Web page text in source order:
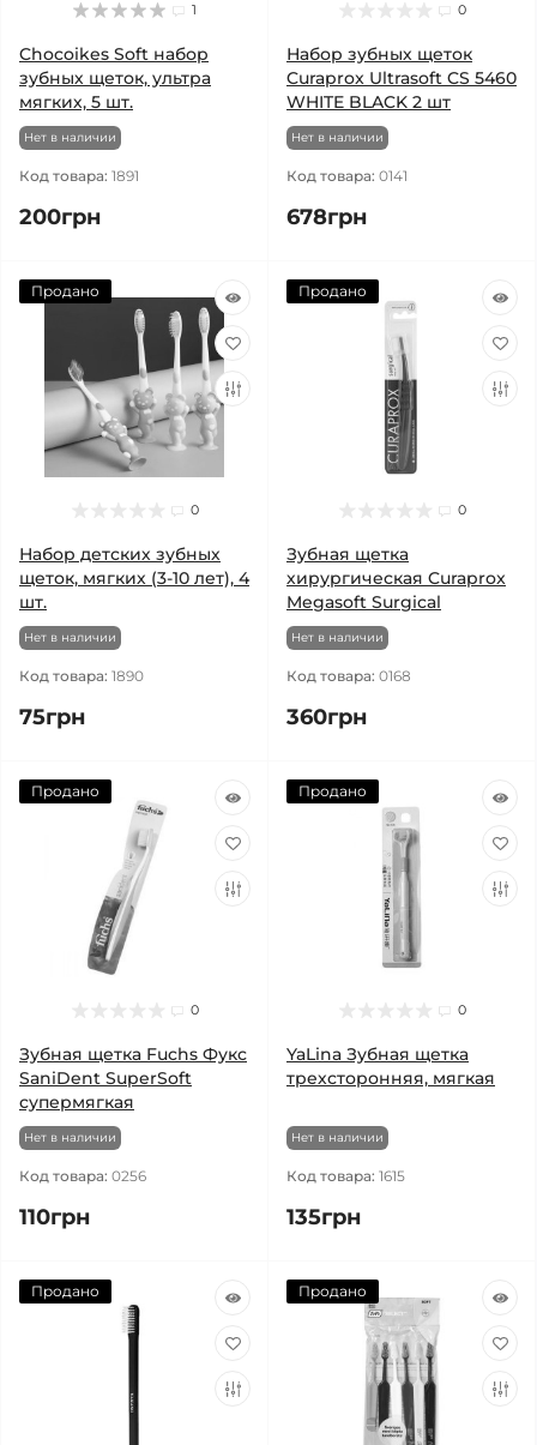
1
Chocoikes Soft набор
зубных щеток, ультра
мягких, 5 шт.
Нет в наличии
Код товара: 1891
200грн
0
Набор зубных щеток
Curaprox Ultrasoft CS 5460
WHITE BLACK 2 шт
Нет в наличии
Код товара: 0141
678грн
Продано
0
Набор детских зубных
щеток, мягких (3-10 лет), 4
шт.
Нет в наличии
Код товара: 1890
75грн
Продано
0
Зубная щетка
хирургическая Curaprox
Megasoft Surgical
Нет в наличии
Код товара: 0168
360грн
Продано
0
Зубная щетка Fuchs Фукс
SaniDent SuperSoft
супермягкая
Нет в наличии
Код товара: 0256
110грн
Продано
0
YaLina Зубная щетка
трехсторонняя, мягкая
Нет в наличии
Код товара: 1615
135грн
Продано Продано